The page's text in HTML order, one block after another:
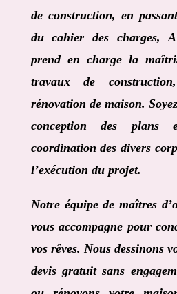
de construction, en
du cahier des charges,
prend en charge la
travaux de
rénovation de maison.
conception des
coordination des divers
l’exécution du projet.
Notre équipe de maîtres
vous accompagne pour
vos rêves. Nous dessinons
devis gratuit sans